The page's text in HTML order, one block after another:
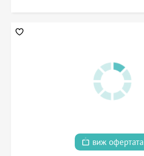
виж офертата